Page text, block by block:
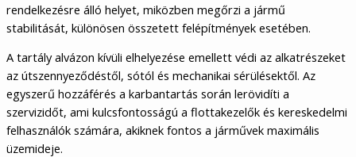
rendelkezésre álló helyet, miközben megőrzi a jármű
stabilitását, különösen összetett felépítmények esetében.
A tartály alvázon kívüli elhelyezése emellett védi az alkatrészeket
az útszennyeződéstől, sótól és mechanikai sérülésektől. Az
egyszerű hozzáférés a karbantartás során lerövidíti a
szervizidőt, ami kulcsfontosságú a flottakezelők és kereskedelmi
felhasználók számára, akiknek fontos a járművek maximális
üzemideje.